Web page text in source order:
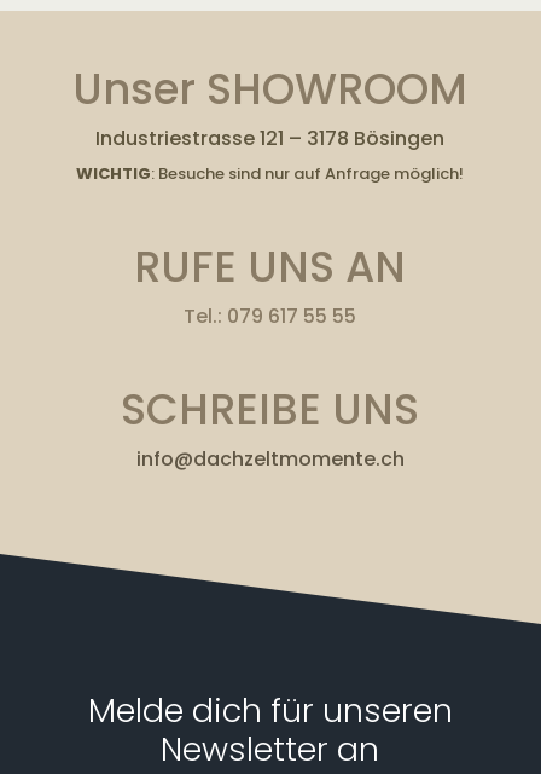
Unser SHOWROOM
Industriestrasse 121 – 3178 Bösingen
WICHTIG: Besuche sind nur auf Anfrage möglich!
RUFE UNS AN
Tel.: 079 617 55 55
SCHREIBE UNS
info@dachzeltmomente.ch
Melde dich für unseren
Newsletter an